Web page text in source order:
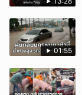
01:55